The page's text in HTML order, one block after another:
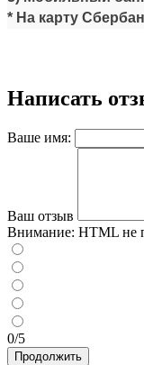
* На карту
Написать
Ваше имя:
Ваш отзыв
Внимание: HTML не
0/5
Продолжить